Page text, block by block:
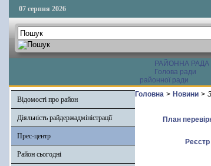
07 серпня 2026
РАЙОННА РАДА
Голова ради
районної ради
Відомості про район
Діяльність райдержадміністрації
Прес-центр
Район сьогодні
Головна > Новини >
План